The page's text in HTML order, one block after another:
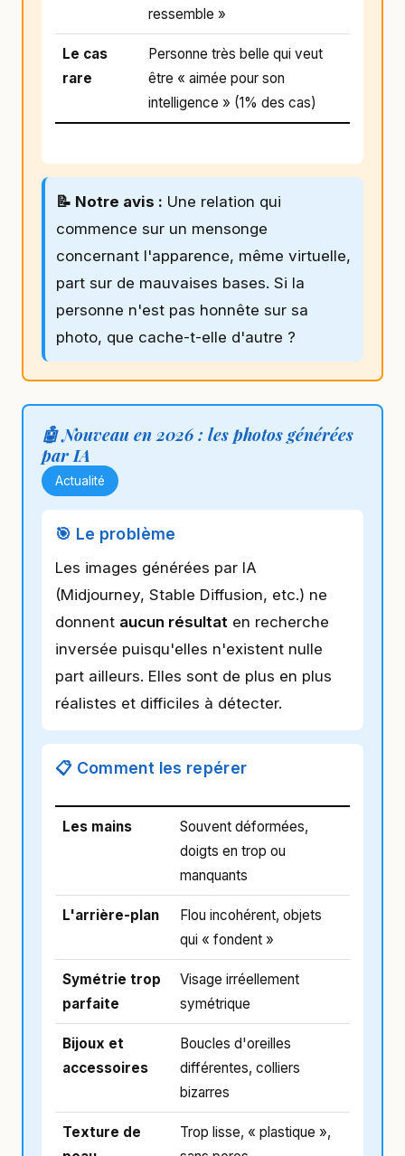
ressemble »
Le cas
rare
Personne très belle qui veut
être « aimée pour son
intelligence » (1% des cas)
📝 Notre avis : Une relation qui
commence sur un mensonge
concernant l'apparence, même virtuelle,
part sur de mauvaises bases. Si la
personne n'est pas honnête sur sa
photo, que cache-t-elle d'autre ?
🤖 Nouveau en 2026 : les photos générées
par IA
Actualité
🎯 Le problème
Les images générées par IA
(Midjourney, Stable Diffusion, etc.) ne
donnent aucun résultat en recherche
inversée puisqu'elles n'existent nulle
part ailleurs. Elles sont de plus en plus
réalistes et difficiles à détecter.
📋 Comment les repérer
Les mains
Souvent déformées,
doigts en trop ou
manquants
L'arrière-plan
Flou incohérent, objets
qui « fondent »
Symétrie trop
parfaite
Visage irréellement
symétrique
Bijoux et
accessoires
Boucles d'oreilles
différentes, colliers
bizarres
Texture de
Trop lisse, « plastique »,